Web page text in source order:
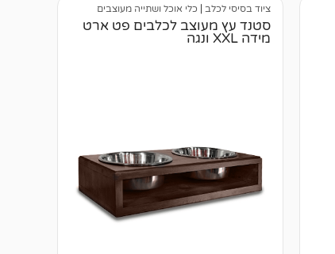
ציוד בסיסי לכלב | כלי אוכל ושתייה מעוצבים
סטנד עץ מעוצב לכלבים פט ארט
מידה XXL ונגה